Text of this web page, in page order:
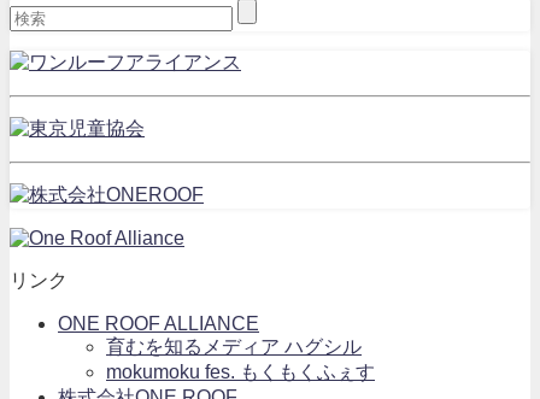
リンク
ONE ROOF ALLIANCE
育むを知るメディア ハグシル
mokumoku fes. もくもくふぇす